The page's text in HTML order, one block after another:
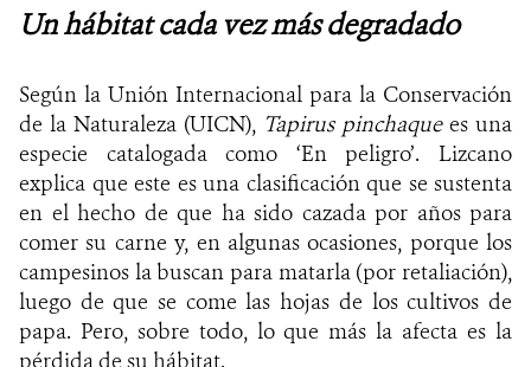
Un hábitat cada vez más degradado
Según la Unión Internacional para la Conservación
de la Naturaleza (UICN), Tapirus pinchaquees una
especie catalogada como ‘En peligro’. Lizcano
explica que este es una clasificación que se sustenta
en el hecho de que ha sido cazada por años para
comer su carne y, en algunas ocasiones, porque los
campesinos la buscan para matarla (por retaliación),
luego de que se come las hojas de los cultivos de
papa. Pero, sobre todo, lo que más la afecta es la
pérdida de su hábitat.